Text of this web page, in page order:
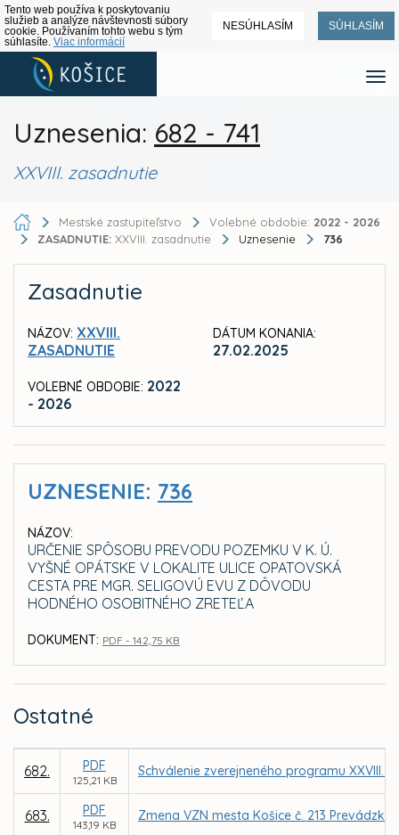
Tento web používa k poskytovaniu
služieb a analýze návštevnosti súbory
cookie. Používaním tohto webu s tým
súhlasíte. Viac informácií
NESÚHLASÍM SÚHLASÍM
Uznesenia: 682 - 741
XXVIII. zasadnutie
Mestské zastupiteľstvo Volebné obdobie: 2022 - 2026
ZASADNUTIE: XXVIII. zasadnutie Uznesenie 736
Zasadnutie
NÁZOV: XXVIII.
ZASADNUTIE
VOLEBNÉ OBDOBIE: 2022
- 2026
DÁTUM KONANIA:
27.02.2025
UZNESENIE: 736
NÁZOV:
URČENIE SPÔSOBU PREVODU POZEMKU V K. Ú.
VYŠNÉ OPÁTSKE V LOKALITE ULICE OPATOVSKÁ
CESTA PRE MGR. SELIGOVÚ EVU Z DÔVODU
HODNÉHO OSOBITNÉHO ZRETEĽA
DOKUMENT: PDF - 142,75 KB
Ostatné
682. PDF
125,21 KB
Schválenie zverejneného programu XXVIII.
683. PDF
143,19 KB
Zmena VZN mesta Košice č. 213